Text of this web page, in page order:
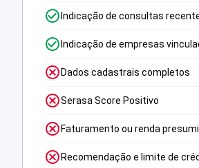
Indicação de consultas
Indicação de empresas
Dados cadastrais completos
Serasa Score Positivo
Faturamento ou renda
Recomendação e limite de